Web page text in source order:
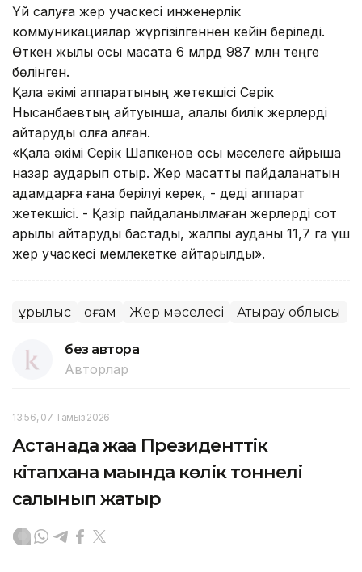
Үй салуға жер учаскесі инженерлік
коммуникациялар жүргізілгеннен кейін беріледі.
Өткен жылы осы мақсатқа 6 млрд 987 млн теңге
бөлінген.
Қала әкімі аппаратының жетекшісі Серік
Нысанбаевтың айтуынша, қалалық билік жерлерді
қайтаруды қолға алған.
«Қала әкімі Серік Шапкенов осы мәселеге айрықша
назар аударып отыр. Жер мақсатты пайдаланатын
адамдарға ғана берілуі керек, - деді аппарат
жетекшісі. - Қазір пайдаланылмаған жерлерді сот
арқылы қайтаруды бастадық, жалпы ауданы 11,7 га үш
жер учаскесі мемлекетке қайтарылды».
Құрылыс Қоғам Жер мәселесі Атырау облысы
без автора
Авторлар
13:56, 07 Тамыз 2026
Астанада жаңа Президенттік
кітапхана маңында көлік тоннелі
салынып жатыр